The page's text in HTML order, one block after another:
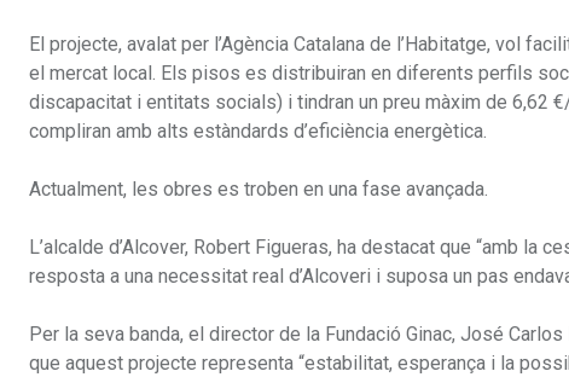
El projecte, avalat per l’Agència Catalana de l’Habitatge, vol
el mercat local. Els pisos es distribuiran en diferents perfils
discapacitat i entitats socials) i tindran un preu màxim de 6,62
compliran amb alts estàndards d’eficiència energètica.
Actualment, les obres es troben en una fase avançada.
L’alcalde d’Alcover, Robert Figueras, ha destacat que “amb la
resposta a una necessitat real d’Alcoveri i suposa un pas
Per la seva banda, el director de la Fundació Ginac, José
que aquest projecte representa “estabilitat, esperança i la